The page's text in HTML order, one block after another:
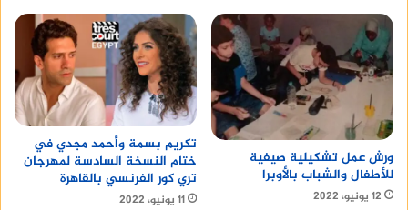
ورش عمل تشكيلية صيفية
للأطفال والشباب بالأوبرا
12 يونيو، 2022
تكريم بسمة وأحمد مجدي في
ختام النسخة السادسة لمهرجان
تري كور الفرنسي بالقاهرة
11 يونيو، 2022